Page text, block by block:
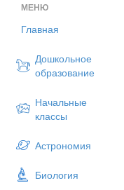
МЕНЮ
Главная
Дошкольное
образование
Начальные
классы
Астрономия
Биология